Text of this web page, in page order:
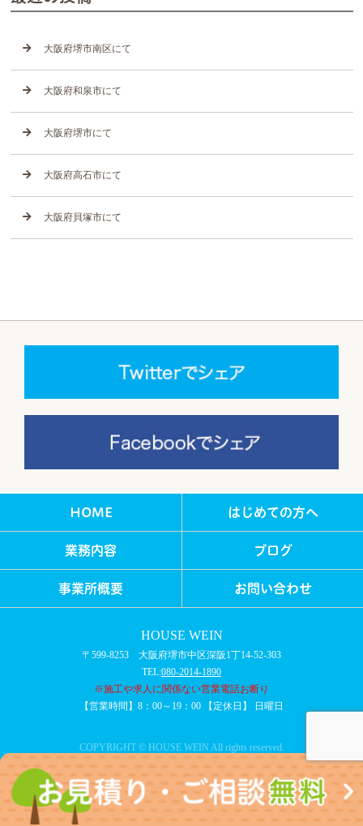
大阪府堺市南区にて
大阪府和泉市にて
大阪府堺市にて
大阪府高石市にて
大阪府貝塚市にて
HOME はじめての方へ
業務内容 ブログ
事業所概要 お問い合わせ
HOUSE WEIN
〒599-8253 大阪府堺市中区深阪1丁14-52-303
TEL:080-2014-1890
※施工や求人に関係ない営業電話お断り
【営業時間】8：00～19：00 【定休日】 日曜日
COPYRIGHT © HOUSE WEIN All rights reserved.